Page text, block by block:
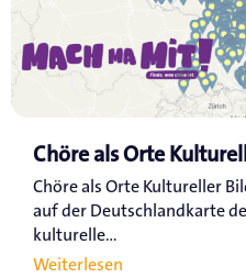
Chöre als Orte
Chöre als Orte Kultureller
auf der Deutschlandkarte
kulturelle...
Weiterlesen